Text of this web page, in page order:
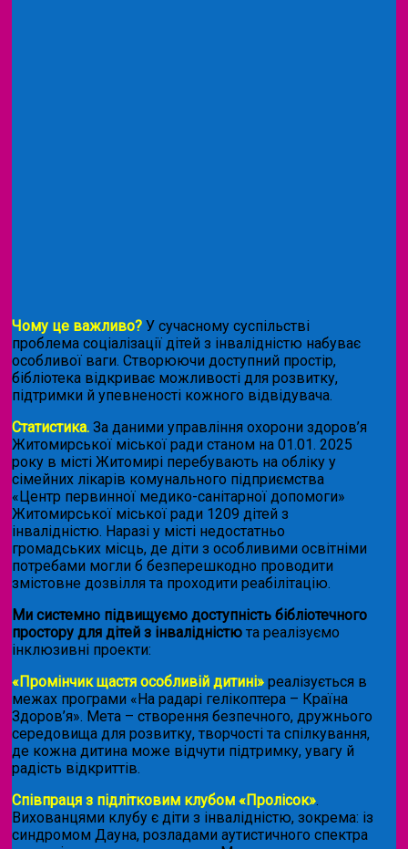
Чому це важливо? У сучасному суспільстві
проблема соціалізації дітей з інвалідністю набуває
особливої ваги. Створюючи доступний простір,
бібліотека відкриває можливості для розвитку,
підтримки й упевненості кожного відвідувача.
Статистика. За даними управління охорони здоров’я
Житомирської міської ради станом на 01.01. 2025
року в місті Житомирі перебувають на обліку у
сімейних лікарів комунального підприємства
«Центр первинної медико-санітарної допомоги»
Житомирської міської ради 1209 дітей з
інвалідністю. Наразі у місті недостатньо
громадських місць, де діти з особливими освітніми
потребами могли б безперешкодно проводити
змістовне дозвілля та проходити реабілітацію.
Ми системно підвищуємо доступність бібліотечного
простору для дітей з інвалідністю та реалізуємо
інклюзивні проекти:
«Промінчик щастя особливій дитині» реалізується в
межах програми «На радарі гелікоптера – Країна
Здоров’я». Мета – створення безпечного, дружнього
середовища для розвитку, творчості та спілкування,
де кожна дитина може відчути підтримку, увагу й
радість відкриттів.
Співпраця з підлітковим клубом «Пролісок».
Вихованцями клубу є діти з інвалідністю, зокрема: із
синдромом Дауна, розладами аутистичного спектра